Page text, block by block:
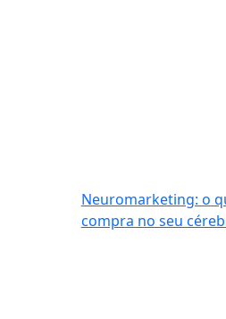
Neuromarketing: o
compra no seu